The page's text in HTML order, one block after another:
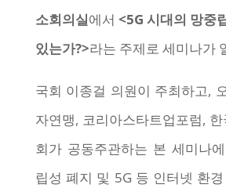
소회의실에서 <5G 시대의 망중
있는가?>라는 주제로 세미나가
국회 이종걸 의원이 주최하고,
자연맹, 코리아스타트업포럼,
회가 공동주관하는 본 세미나
립성 폐지 및 5G 등 인터넷 환